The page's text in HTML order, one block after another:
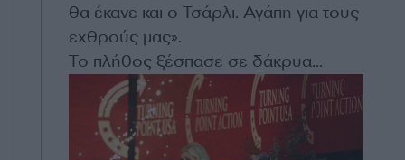
θα έκανε και ο Τσάρλι. Αγάπη για τους
εχθρούς μας».
Το πλήθος ξέσπασε σε δάκρυα...